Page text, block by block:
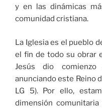
y en las dinámicas
comunidad cristiana.
La Iglesia es el pueblo
el fin de todo su obrar
Jesús dio
anunciando este Reino
LG 5). Por ello,
dimensión